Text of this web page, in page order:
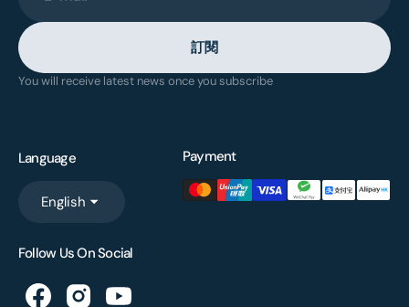
訂閱
You will receive latest news once you subscribe
Language
English
Payment
Follow Us On Social